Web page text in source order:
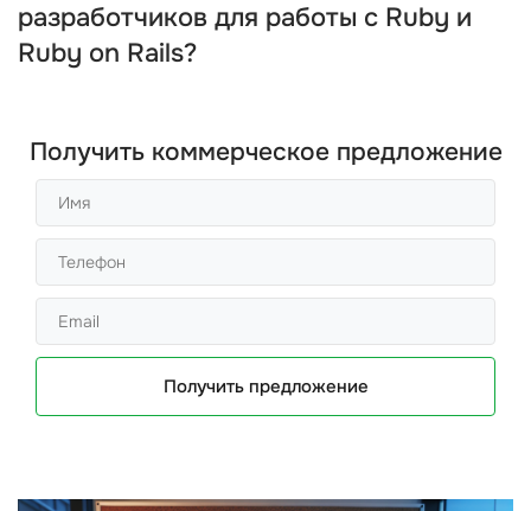
разработчиков для работы с Ruby и
Ruby on Rails?
Получить коммерческое предложение
Получить предложение